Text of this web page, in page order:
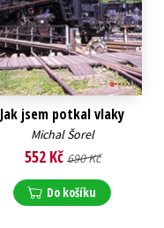
Jak jsem potkal vlaky
Michal Šorel
552 Kč 690 Kč
Do košíku